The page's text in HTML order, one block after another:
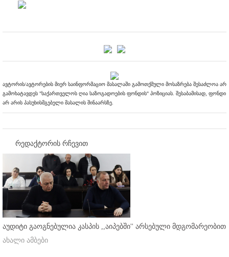
ავტორის/ავტორების მიერ საინფორმაციო მასალაში გამოთქმული მოსაზრება შესაძლოა არ
გამოხატავდეს "საქართველოს ღია საზოგადოების ფონდის" პოზიციას. შესაბამისად, ფონდი
არ არის პასუხისმგებელი მასალის შინაარსზე.
რედაქტორის რჩევით
აუდიტი გაოგნებულია კასპის ,,აიპებში'' არსებული მდგომარეობით
ახალი ამბები